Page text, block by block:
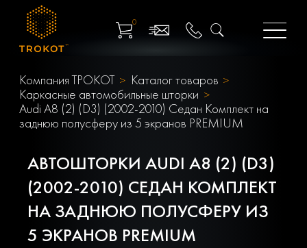
0
Компания ТРОКОТ
Каталог товаров
Каркасные автомобильные шторки
Audi A8 (2) (D3) (2002-2010) Седан Комплект на
заднюю полусферу из 5 экранов PREMIUM
АВТОШТОРКИ AUDI A8 (2) (D3)
(2002-2010) СЕДАН КОМПЛЕКТ
НА ЗАДНЮЮ ПОЛУСФЕРУ ИЗ
5 ЭКРАНОВ PREMIUM